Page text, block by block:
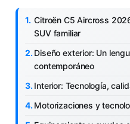
Citroën C5 Aircross
SUV familiar
Diseño exterior: Un
contemporáneo
Interior: Tecnología,
Motorizaciones y